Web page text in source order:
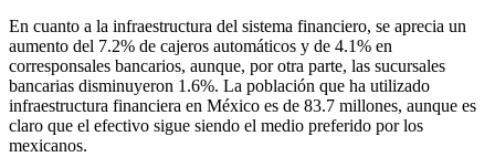
En cuanto a la infraestructura del sistema financiero, se aprecia un
aumento del 7.2% de cajeros automáticos y de 4.1% en
corresponsales bancarios, aunque, por otra parte, las sucursales
bancarias disminuyeron 1.6%. La población que ha utilizado
infraestructura financiera en México es de 83.7 millones, aunque es
claro que el efectivo sigue siendo el medio preferido por los
mexicanos.